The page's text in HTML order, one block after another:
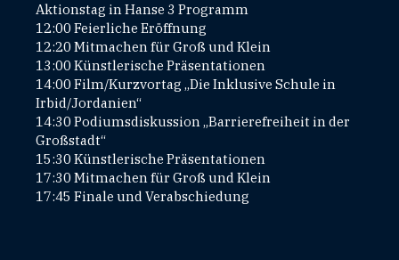
Aktionstag in Hanse 3 Programm
12:00 Feierliche Eröffnung
12:20 Mitmachen für Groß und Klein
13:00 Künstlerische Präsentationen
14:00 Film/Kurzvortag „Die Inklusive Schule in
Irbid/Jordanien“
14:30 Podiumsdiskussion „Barrierefreiheit in der
Großstadt“
15:30 Künstlerische Präsentationen
17:30 Mitmachen für Groß und Klein
17:45 Finale und Verabschiedung